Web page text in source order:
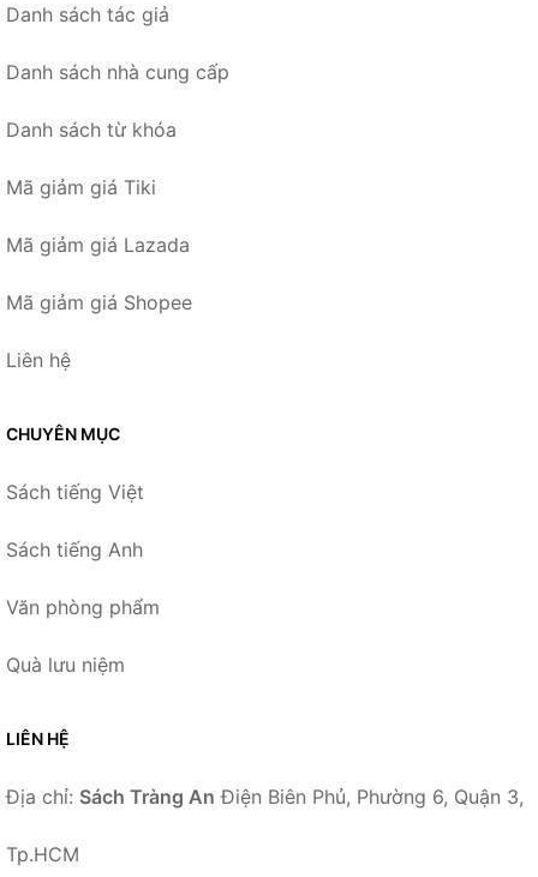
Danh sách tác giả
Danh sách nhà cung cấp
Danh sách từ khóa
Mã giảm giá Tiki
Mã giảm giá Lazada
Mã giảm giá Shopee
Liên hệ
CHUYÊN MỤC
Sách tiếng Việt
Sách tiếng Anh
Văn phòng phẩm
Quà lưu niệm
LIÊN HỆ
Địa chỉ: Sách Tràng An Điện Biên Phủ, Phường 6, Quận 3,
Tp.HCM